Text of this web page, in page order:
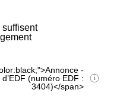
suffisent
-
(numéro EDF :
3404)</span>